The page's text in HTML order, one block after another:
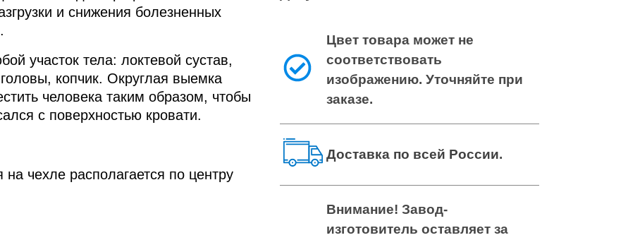
прямоугольная
позиционирования
подушка под
ногу
ткань
ограничитель
прямоугольная
подушка
позиционирования
Позиционная
подушка под
ногу
Подушка-
махровая
и снижения болезненных
участок тела: локтевой сустав,
копчик. Округлая выемка
человека таким образом, чтобы
с поверхностью кровати.
чехле располагается по центру
Цвет товара может не
соответствовать
изображению. Уточняйте при
заказе.
Доставка по всей России.
Внимание! Завод-
изготовитель оставляет за